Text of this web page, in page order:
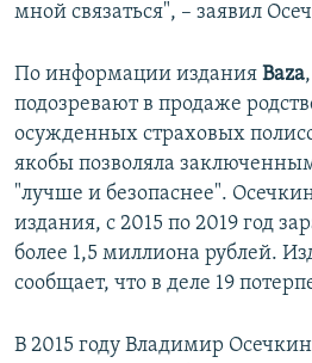
мной связаться", – заявил
По информации издания Baza
подозревают в продаже
осужденных страховых
якобы позволяла
"лучше и безопаснее".
издания, с 2015 по 2019 год
более 1,5 миллиона рублей.
сообщает, что в деле 19
В 2015 году Владимир